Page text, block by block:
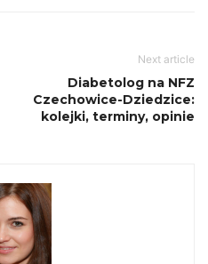
Next article
Diabetolog na NFZ
Czechowice-Dziedzice:
kolejki, terminy, opinie